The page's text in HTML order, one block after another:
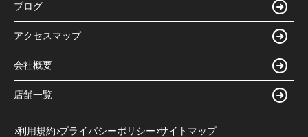
ブログ
アクセスマップ
会社概要
店舗一覧
利用規約 プライバシーポリシー サイトマップ